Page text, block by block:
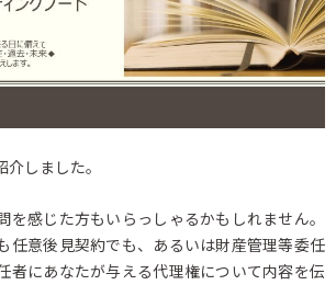
しました。
を感じた方もいらっしゃるかもしれません。
任意後見契約でも、あるいは財産管理等委任
者にあなたが与える代理権について内容を伝